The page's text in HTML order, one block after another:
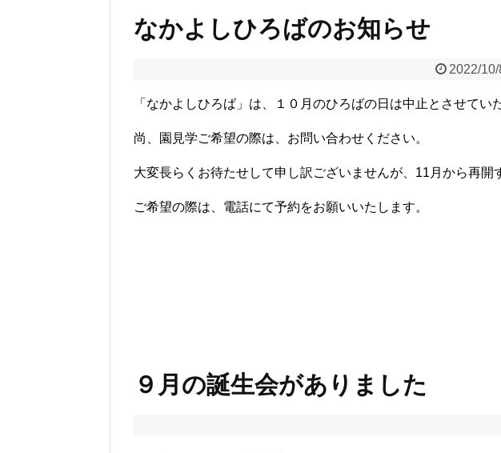
なかよしひろばのお知らせ
2022/10/
「なかよしひろば」は、１０月のひろばの日は中止とさせてい
尚、園見学ご希望の際は、お問い合わせください。
大変長らくお待たせして申し訳ございませんが、11月から再開
ご希望の際は、電話にて予約をお願いいたします。
９月の誕生会がありました